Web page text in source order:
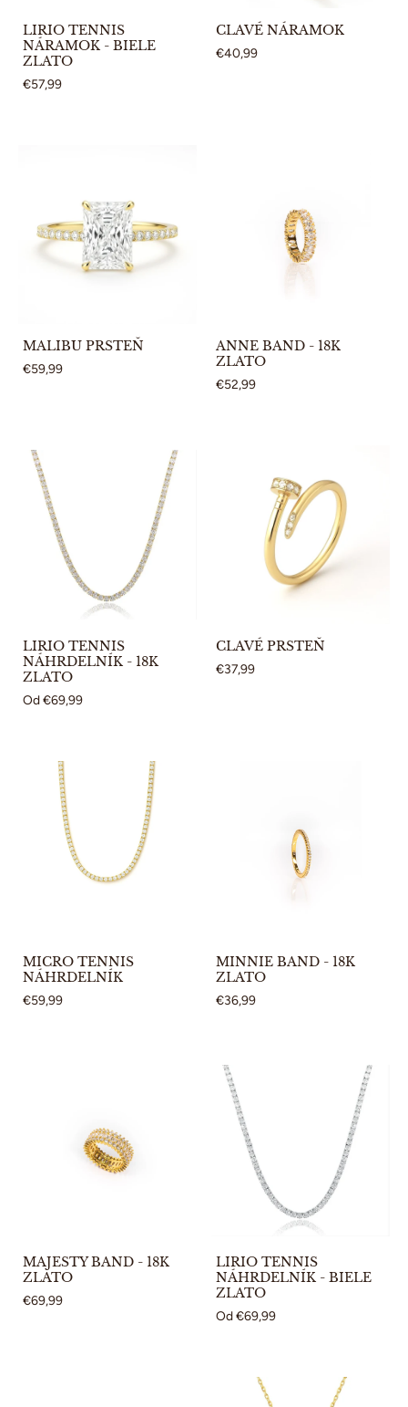
LIRIO TENNIS
NÁRAMOK - BIELE
ZLATO
€57,99
CLAVÉ NÁRAMOK
€40,99
MALIBU PRSTEŇ
€59,99
ANNE BAND - 18K
ZLATO
€52,99
LIRIO TENNIS
NÁHRDELNÍK - 18K
ZLATO
Od€69,99
CLAVÉ PRSTEŇ
€37,99
MICRO TENNIS
NÁHRDELNÍK
€59,99
MINNIE BAND - 18K
ZLATO
€36,99
MAJESTY BAND - 18K
ZLATO
€69,99
LIRIO TENNIS
NÁHRDELNÍK - BIELE
ZLATO
Od€69,99